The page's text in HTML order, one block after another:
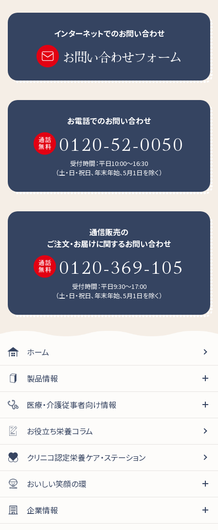
使用上のポイント
インターネットでのお問い合わせ
お問い合わせフォーム
お電話でのお問い合わせ
0120-52-0050
受付時間：平日10:00～16:30
（土・日・祝日、年末年始、5月1日を除く）
通信販売の
ご注文・お届けに関するお問い合わせ
0120-369-105
受付時間：平日9:30～17:00
（土・日・祝日、年末年始、5月1日を除く）
ホーム
製品情報
医療・介護従事者向け情報
お役立ち栄養コラム
クリニコ認定栄養ケア・ステーション
おいしい笑顔の環
企業情報